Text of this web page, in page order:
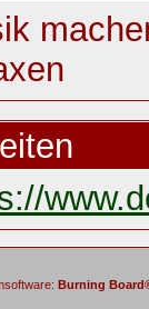
Burning